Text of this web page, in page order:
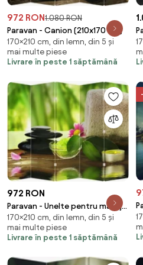
972 RON1.080 RON
Paravan - Canion (210x170 cm)
170×210 cm, din lemn, din 5 și
mai multe piese
Livrare în peste 1 săptămână
972 RON
Paravan - Unelte pentru masaj
(210x170 cm)
170×210 cm, din lemn, din 5 și
mai multe piese
Livrare în peste 1 săptămână